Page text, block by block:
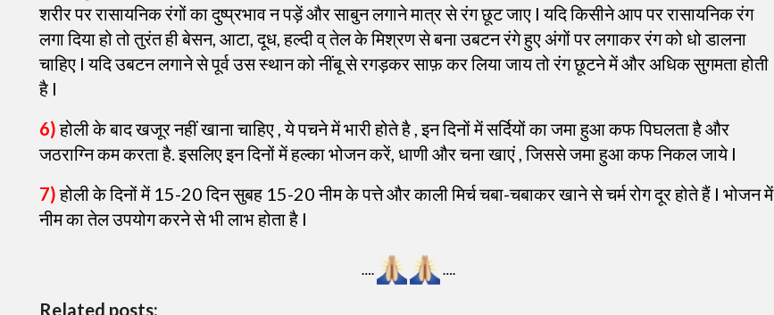
शरीर पर रासायनिक रंगों का दुष्प्रभाव न पड़ें और साबुन लगाने मात्र से रंग छूट जाए l यदि किसीने आप पर रासायनिक रंग
लगा दिया हो तो तुरंत ही बेसन, आटा, दूध, हल्दी व् तेल के मिश्रण से बना उबटन रंगे हुए अंगों पर लगाकर रंग को धो डालना
चाहिए l यदि उबटन लगाने से पूर्व उस स्थान को नींबू से रगड़कर साफ़ कर लिया जाय तो रंग छूटने में और अधिक सुगमता होती
है l
6)होली के बाद खजूर नहीं खाना चाहिए , ये पचने में भारी होते है , इन दिनों में सर्दियों का जमा हुआ कफ पिघलता है और
जठराग्नि कम करता है. इसलिए इन दिनों में हल्का भोजन करें, धाणी और चना खाएं , जिससे जमा हुआ कफ निकल जाये l
7)होली के दिनों में 15-20 दिन सुबह 15-20 नीम के पत्ते और काली मिर्च चबा-चबाकर खाने से चर्म रोग दूर होते हैं l भोजन में
नीम का तेल उपयोग करने से भी लाभ होता है l
…. ….
Related posts: